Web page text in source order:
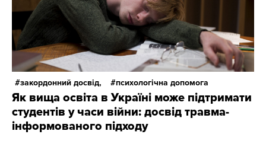
закордонний досвід, психологічна допомога
Як вища освіта в Україні може підтримати
студентів у часи війни: досвід травма-
інформованого підходу